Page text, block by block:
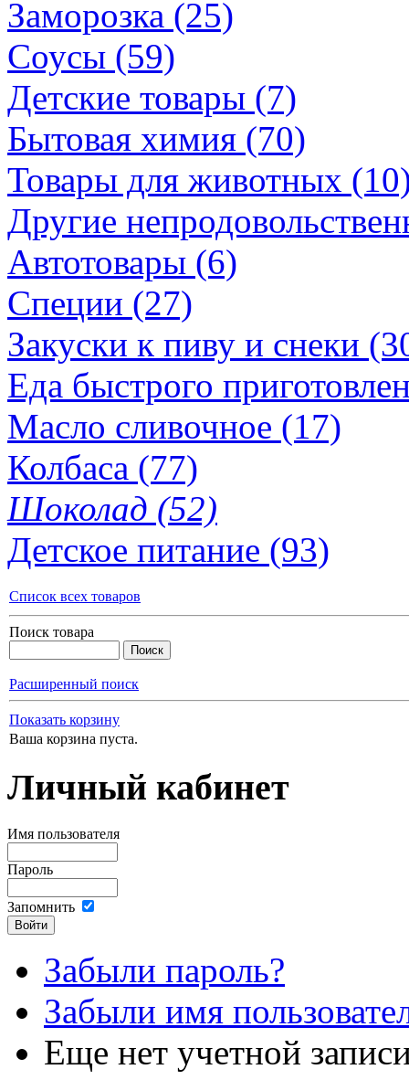
Заморозка (25)
Соусы (59)
Детские товары (7)
Бытовая химия (70)
Товары для животных
Другие
Автотовары (6)
Специи (27)
Закуски к пиву и снеки
Еда быстрого
Масло сливочное (17)
Колбаса (77)
Шоколад (52)
Детское питание (93)
Список всех товаров
Поиск товара
Расширенный поиск
Показать корзину
Ваша корзина пуста.
Личный кабинет
Имя пользователя
Пароль
Запомнить
Забыли пароль?
Забыли имя
Еще нет учетной